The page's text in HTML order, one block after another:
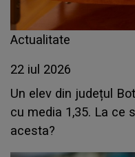
Actualitate
22 iul 2026
Un elev din județul
cu media 1,35. La ce
acesta?